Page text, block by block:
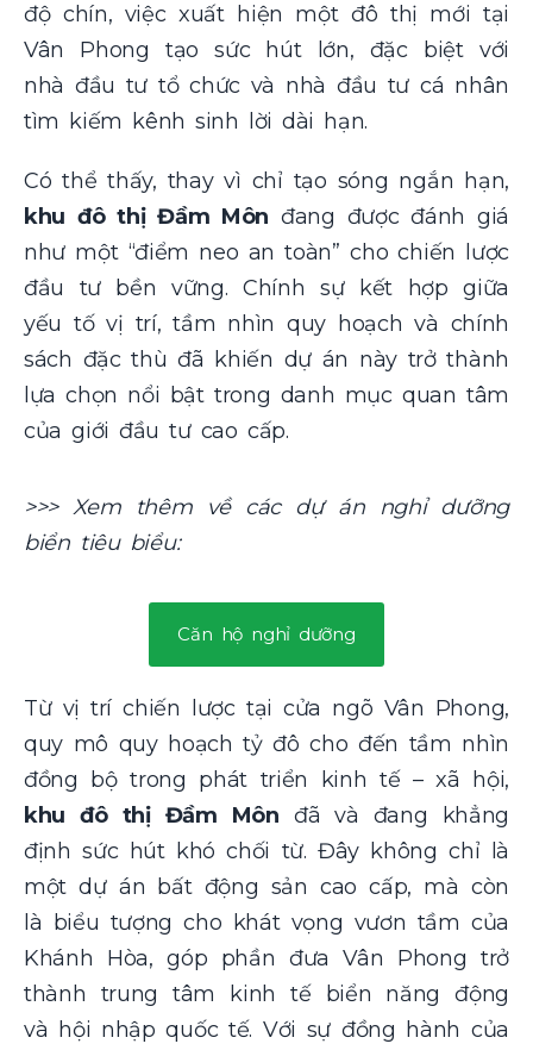
độ chín, việc xuất hiện một đô thị mới tại
Vân Phong tạo sức hút lớn, đặc biệt với
nhà đầu tư tổ chức và nhà đầu tư cá nhân
tìm kiếm kênh sinh lời dài hạn.
Có thể thấy, thay vì chỉ tạo sóng ngắn hạn,
khu đô thị Đầm Môn đang được đánh giá
như một “điểm neo an toàn” cho chiến lược
đầu tư bền vững. Chính sự kết hợp giữa
yếu tố vị trí, tầm nhìn quy hoạch và chính
sách đặc thù đã khiến dự án này trở thành
lựa chọn nổi bật trong danh mục quan tâm
của giới đầu tư cao cấp.
>>> Xem thêm về các dự án nghỉ dưỡng
biển tiêu biểu:
Căn hộ nghỉ dưỡng
Từ vị trí chiến lược tại cửa ngõ Vân Phong,
quy mô quy hoạch tỷ đô cho đến tầm nhìn
đồng bộ trong phát triển kinh tế – xã hội,
khu đô thị Đầm Môn đã và đang khẳng
định sức hút khó chối từ. Đây không chỉ là
một dự án bất động sản cao cấp, mà còn
là biểu tượng cho khát vọng vươn tầm của
Khánh Hòa, góp phần đưa Vân Phong trở
thành trung tâm kinh tế biển năng động
và hội nhập quốc tế. Với sự đồng hành của